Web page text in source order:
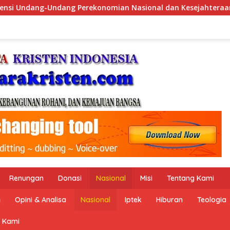
dan Kesejahteraan Sosial dalam Menata Bangsa
Renungan Donasi Nasional Misi Tentang Kami
Opini & Analisa Nasional Iptek Hiburan Teologia
Kami